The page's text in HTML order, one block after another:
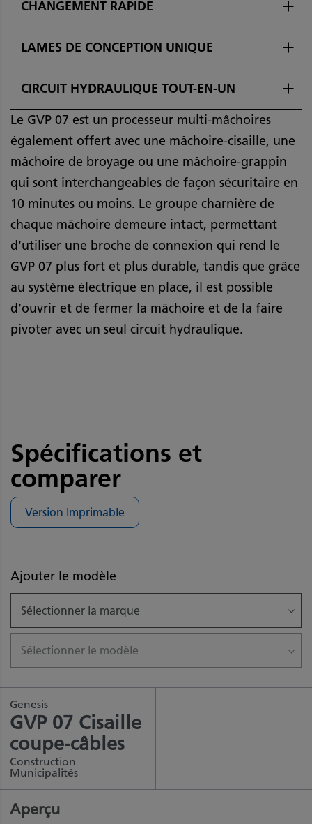
CHANGEMENT RAPIDE
LAMES DE CONCEPTION UNIQUE
CIRCUIT HYDRAULIQUE TOUT-EN-UN
Le GVP 07 est un processeur multi-mâchoires
également offert avec une mâchoire-cisaille, une
mâchoire de broyage ou une mâchoire-grappin
qui sont interchangeables de façon sécuritaire en
10 minutes ou moins. Le groupe charnière de
chaque mâchoire demeure intact, permettant
d’utiliser une broche de connexion qui rend le
GVP 07 plus fort et plus durable, tandis que grâce
au système électrique en place, il est possible
d’ouvrir et de fermer la mâchoire et de la faire
pivoter avec un seul circuit hydraulique.
Spécifications et
comparer
Version Imprimable
Ajouter le modèle
Sélectionner la marque
Sélectionner le modèle
Genesis
GVP 07 Cisaille
coupe-câbles
Construction
Municipalités
Aperçu